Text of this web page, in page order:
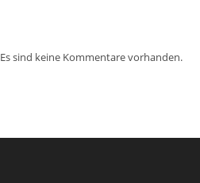
Es sind keine Kommentare vorhanden.